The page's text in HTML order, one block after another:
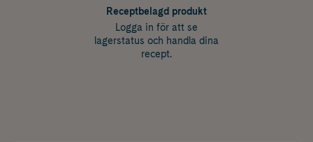
Receptbelagd produkt
Logga in för att se
lagerstatus och handla dina
recept.